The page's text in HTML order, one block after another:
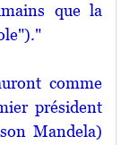
que la
comme
président
Mandela)